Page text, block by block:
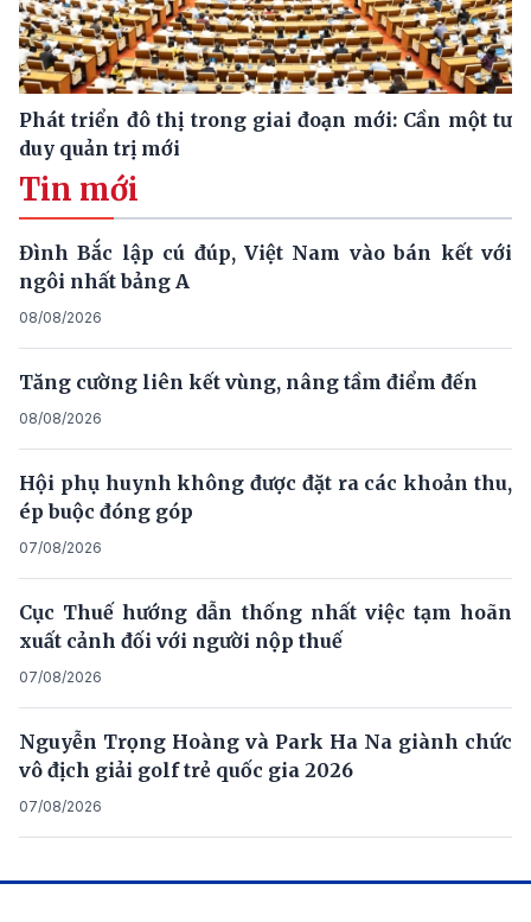
Phát triển đô thị trong giai đoạn mới: Cần một tư
duy quản trị mới
Tin mới
Đình Bắc lập cú đúp, Việt Nam vào bán kết với
ngôi nhất bảng A
08/08/2026
Tăng cường liên kết vùng, nâng tầm điểm đến
08/08/2026
Hội phụ huynh không được đặt ra các khoản thu,
ép buộc đóng góp
07/08/2026
Cục Thuế hướng dẫn thống nhất việc tạm hoãn
xuất cảnh đối với người nộp thuế
07/08/2026
Nguyễn Trọng Hoàng và Park Ha Na giành chức
vô địch giải golf trẻ quốc gia 2026
07/08/2026